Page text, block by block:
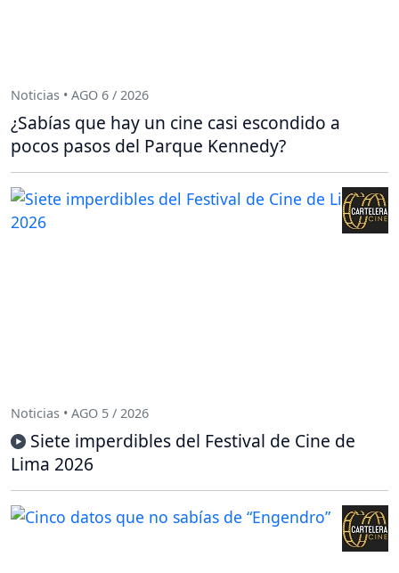
Noticias • AGO 6 / 2026
¿Sabías que hay un cine casi escondido a
pocos pasos del Parque Kennedy?
Noticias • AGO 5 / 2026
Siete imperdibles del Festival de Cine de
Lima 2026